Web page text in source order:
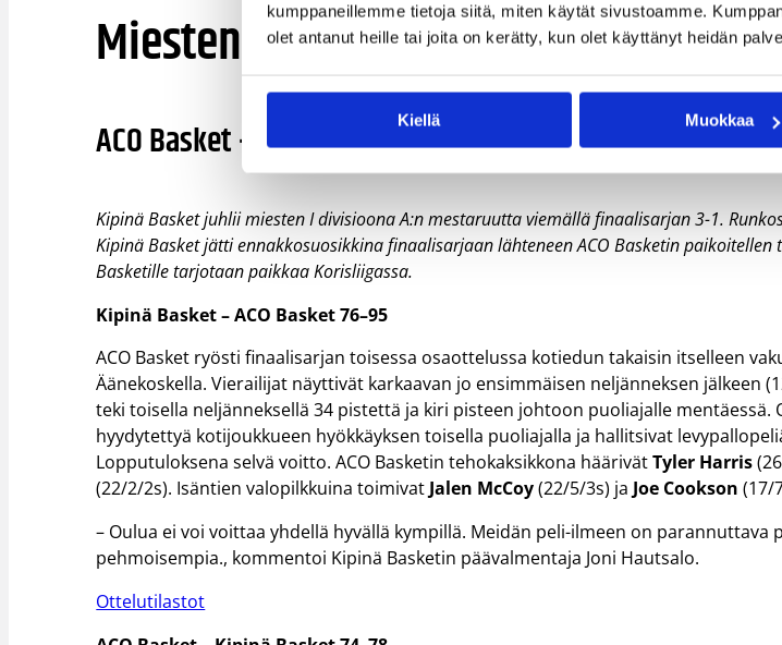
kumppaneillemme tietoja siitä, miten käytät sivustoamme.
olet antanut heille tai joita on kerätty, kun olet käyttänyt heidän
Kiellä Muokkaa
Miesten I divisioona A
ACO Basket – Kipinä Basket (otteluvoitot 1–3)
Kipinä Basket juhlii miesten I divisioona A:n mestaruutta viemällä finaalisarjan 3-1.
Kipinä Basket jätti ennakkosuosikkina finaalisarjaan lähteneen ACO Basketin paikoitellen
Basketille tarjotaan paikkaa Korisliigassa.
Kipinä Basket – ACO Basket 76–95
ACO Basket ryösti finaalisarjan toisessa osaottelussa kotiedun takaisin itselleen
Äänekoskella. Vierailijat näyttivät karkaavan jo ensimmäisen neljänneksen jälkeen
teki toisella neljänneksellä 34 pistettä ja kiri pisteen johtoon puoliajalle mentäessä.
hyydytettyä kotijoukkueen hyökkäyksen toisella puoliajalla ja hallitsivat
Lopputuloksena selvä voitto. ACO Basketin tehokaksikkona häärivätTyler Harris
(22/2/2s). Isäntien valopilkkuina toimivatJalen McCoy(22/5/3s) jaJoe Cookson(17/
– Oulua ei voi voittaa yhdellä hyvällä kympillä. Meidän peli-ilmeen on parannuttava
pehmoisempia., kommentoi Kipinä Basketin päävalmentaja Joni Hautsalo.
Ottelutilastot